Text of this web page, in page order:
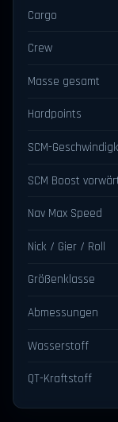
Cargo
Crew
Masse gesamt
Hardpoints
SCM-
SCM Boost
Nav Max Speed
Nick / Gier / Roll
Größenklasse
Abmessungen
Wasserstoff
QT-Kraftstoff